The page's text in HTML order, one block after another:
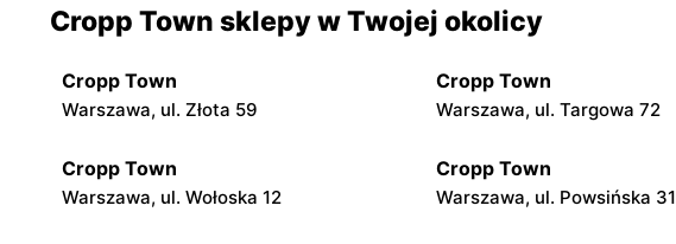
Cropp Town sklepy w Twojej okolicy
Cropp Town
Warszawa, ul. Złota 59
Cropp Town
Warszawa, ul. Targowa 72
Cropp Town
Warszawa, ul. Wołoska 12
Cropp Town
Warszawa, ul. Powsińska 31